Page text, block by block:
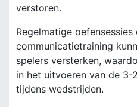
verstoren.
Regelmatige
communicatietraining
spelers versterken,
in het uitvoeren van de 3-
tijdens wedstrijden.